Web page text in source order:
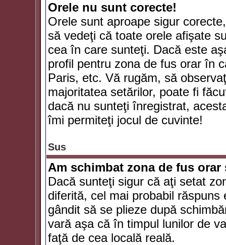
Orele nu sunt corecte!
Orele sunt aproape sigur
să vedeţi că toate orele afişate
cea în care sunteţi. Dacă este
profil pentru zona de fus orar în
Paris, etc. Vă rugăm, să
majoritatea setărilor, poate fi
dacă nu sunteţi înregistrat,
îmi permiteţi jocul de cuvinte!
Sus
Am schimbat zona de fus
Dacă sunteţi sigur că aţi setat
diferită, cel mai probabil
gândit să se plieze după
vară aşa că în timpul lunilor de
faţă de cea locală reală.